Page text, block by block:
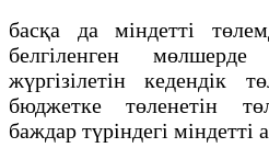
басқа да міндетті
белгіленген
жүргізілетін кедендік
бюджетке төленетін
баждар түріндегі